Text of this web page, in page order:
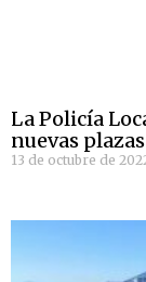
La Policía
nuevas
13 de octubre de